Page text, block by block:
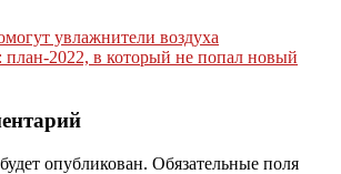
увлажнители воздуха
план-2022, в который не попал новый
опубликован. Обязательные поля